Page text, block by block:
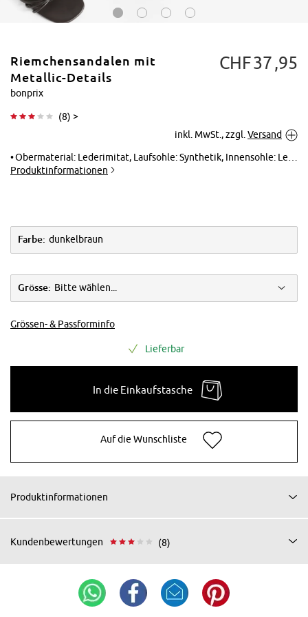
Vergrößern
Riemchensandalen mit
Metallic-Details
bonprix
(8) >
CHF37 95
inkl. MwSt., zzgl. Versand
Obermaterial: Lederimitat, Laufsohle: Synthetik, Innensohle: Lederimitat
Produktinformationen
Farbe: dunkelbraun
Grösse: Bitte wählen...
Grössen- & Passforminfo
Lieferbar
In die Einkaufstasche
Auf die Wunschliste
Produktinformationen
Kundenbewertungen (8)